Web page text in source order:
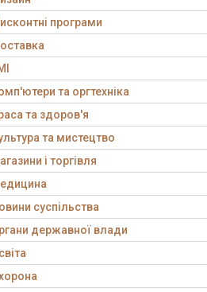
програми
та оргтехніка
та здоров'я
та мистецтво
і торгівля
суспільства
державної влади